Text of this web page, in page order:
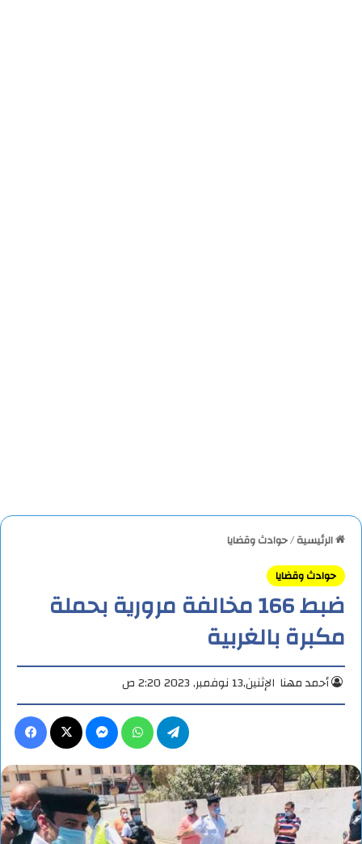
الرئيسية/حوادث وقضايا
حوادث وقضايا
ضبط 166 مخالفة مرورية بحملة
مكبرة بالغربية
أحمد مهنا الإثنين,13 نوفمبر, 2023 2:20 ص
ماسنجر واتساب تيلقرام